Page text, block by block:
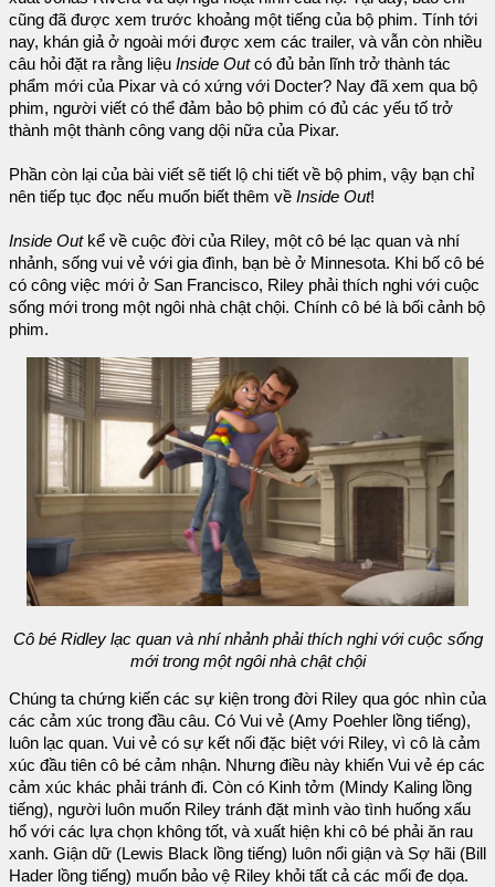
cũng đã được xem trước khoảng một tiếng của bộ phim. Tính tới
nay, khán giả ở ngoài mới được xem các trailer, và vẫn còn nhiều
câu hỏi đặt ra rằng liệu Inside Outcó đủ bản lĩnh trở thành tác
phẩm mới của Pixar và có xứng với Docter? Nay đã xem qua bộ
phim, người viết có thể đảm bảo bộ phim có đủ các yếu tố trở
thành một thành công vang dội nữa của Pixar.
Phần còn lại của bài viết sẽ tiết lộ chi tiết về bộ phim, vậy bạn chỉ
nên tiếp tục đọc nếu muốn biết thêm về Inside Out!
Inside Outkể về cuộc đời của Riley, một cô bé lạc quan và nhí
nhảnh, sống vui vẻ với gia đình, bạn bè ở Minnesota. Khi bố cô bé
có công việc mới ở San Francisco, Riley phải thích nghi với cuộc
sống mới trong một ngôi nhà chật chội. Chính cô bé là bối cảnh bộ
phim.
Cô bé Ridley lạc quan và nhí nhảnh phải thích nghi với cuộc sống
mới trong một ngôi nhà chật chội
Chúng ta chứng kiến các sự kiện trong đời Riley qua góc nhìn của
các cảm xúc trong đầu câu. Có Vui vẻ (Amy Poehler lồng tiếng),
luôn lạc quan. Vui vẻ có sự kết nối đặc biệt với Riley, vì cô là cảm
xúc đầu tiên cô bé cảm nhận. Nhưng điều này khiến Vui vẻ ép các
cảm xúc khác phải tránh đi. Còn có Kinh tởm (Mindy Kaling lồng
tiếng), người luôn muốn Riley tránh đặt mình vào tình huống xấu
hổ với các lựa chọn không tốt, và xuất hiện khi cô bé phải ăn rau
xanh. Giận dữ (Lewis Black lồng tiếng) luôn nổi giận và Sợ hãi (Bill
Hader lồng tiếng) muốn bảo vệ Riley khỏi tất cả các mối đe dọa.